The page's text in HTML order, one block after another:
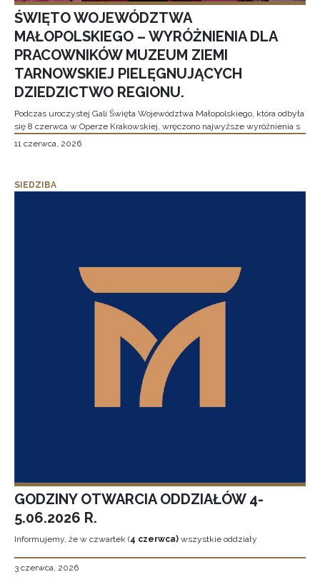
ŚWIĘTO WOJEWÓDZTWA
MAŁOPOLSKIEGO – WYRÓŻNIENIA DLA
PRACOWNIKÓW MUZEUM ZIEMI
TARNOWSKIEJ PIELĘGNUJĄCYCH
DZIEDZICTWO REGIONU.
Podczas uroczystej Gali Święta Województwa Małopolskiego, która odbyła
się 8 czerwca w Operze Krakowskiej, wręczono najwyższe wyróżnienia s
11 czerwca, 2026
SIEDZIBA
GODZINY OTWARCIA ODDZIAŁÓW 4-
5.06.2026 R.
Informujemy, że w czwartek (4 czerwca) wszystkie oddziały
3 czerwca, 2026